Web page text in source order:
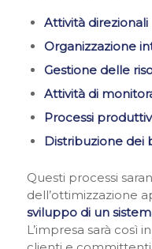
Attività direzionali
Organizzazione
Gestione delle
Attività di
Processi
Distribuzione dei
Questi processi
dell’ottimizzazione
sviluppo di un
L’impresa sarà così